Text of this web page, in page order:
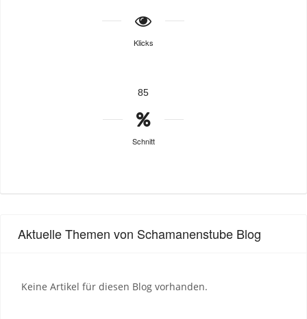
Klicks
85
Schnitt
Aktuelle Themen von Schamanenstube Blog
Keine Artikel für diesen Blog vorhanden.